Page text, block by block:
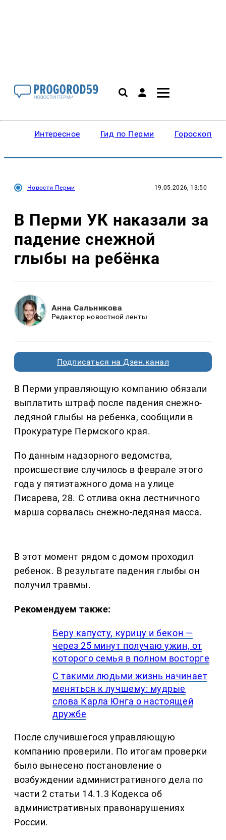
Интересное Гид по Перми Гороскопы
Новости Перми 19.05.2026, 13:50
В Перми УК наказали за
падение снежной
глыбы на ребёнка
Анна Сальникова
Редактор новостной ленты
Подписаться на Дзен.канал
В Перми управляющую компанию обязали
выплатить штраф после падения снежно-
ледяной глыбы на ребенка, сообщили в
Прокуратуре Пермского края.
По данным надзорного ведомства,
происшествие случилось в феврале этого
года у пятиэтажного дома на улице
Писарева, 28. С отлива окна лестничного
марша сорвалась снежно-ледяная масса.
В этот момент рядом с домом проходил
ребенок. В результате падения глыбы он
получил травмы.
Рекомендуем также:
Беру капусту, курицу и бекон —
через 25 минут получаю ужин, от
которого семья в полном восторге
С такими людьми жизнь начинает
меняться к лучшему: мудрые
слова Карла Юнга о настоящей
дружбе
После случившегося управляющую
компанию проверили. По итогам проверки
было вынесено постановление о
возбуждении административного дела по
части 2 статьи 14.1.3 Кодекса об
административных правонарушениях
России.